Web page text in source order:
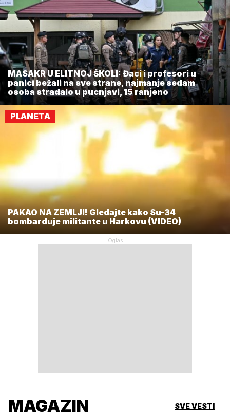
MASAKR U ELITNOJ ŠKOLI: Đaci i profesori u
panici bežali na sve strane, najmanje sedam
osoba stradalo u pucnjavi, 15 ranjeno
PLANETA
PAKAO NA ZEMLJI! Gledajte kako Su-34
bombarduje militante u Harkovu (VIDEO)
MAGAZIN SVE VESTI